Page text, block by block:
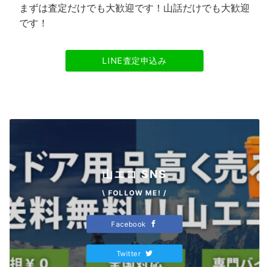
まずは査定だけでも大歓迎です！山話だけでも大歓迎
です！
LINE査定申込み
山エコ SNS
\ FOLLOW ME! /
Facebook
Twitter